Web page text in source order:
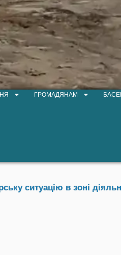
ГРОМАДЯНАМ
ситуацію в зоні